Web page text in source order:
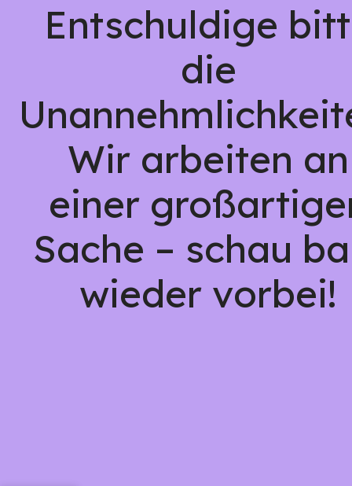
Entschuldige
die
Wir arbeiten an
einer
Sache – schau
wieder vorbei!